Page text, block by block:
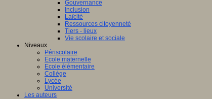
Gouvernance
Inclusion
Laïcité
Ressources citoyenneté
Tiers - lieux
Vie scolaire et sociale
Niveaux
Périscolaire
Ecole maternelle
Ecole élémentaire
Collège
Lycée
Université
Les auteurs